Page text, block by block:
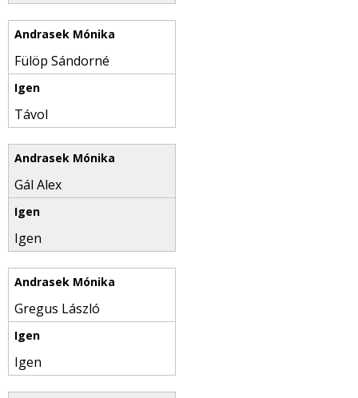
Fülöp Sándorné
Távol
Gál Alex
Igen
Gregus László
Igen